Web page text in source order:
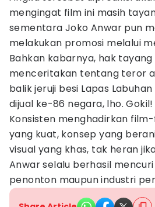
mengingat film ini masih
sementara Joko Anwar pun
melakukan promosi melalui
Bahkan kabarnya, hak
menceritakan tentang teror
balik jeruji besi Lapas
dijual ke-86 negara, lho. Gokil!
Konsisten menghadirkan
yang kuat, konsep yang
visual yang khas, tak heran
Anwar selalu berhasil
penonton maupun industri